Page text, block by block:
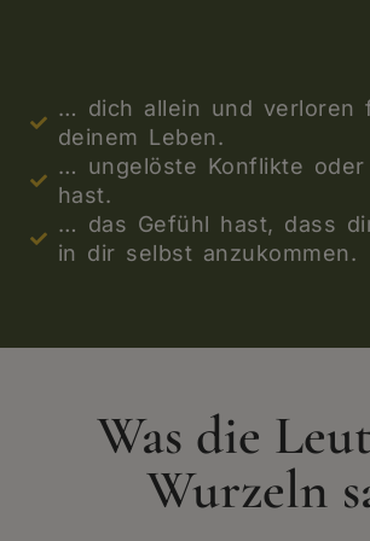
… dich allein und verloren
deinem Leben.
… ungelöste Konflikte
hast.
… das Gefühl hast, dass
in dir selbst anzukommen.
Was die
Wurzeln